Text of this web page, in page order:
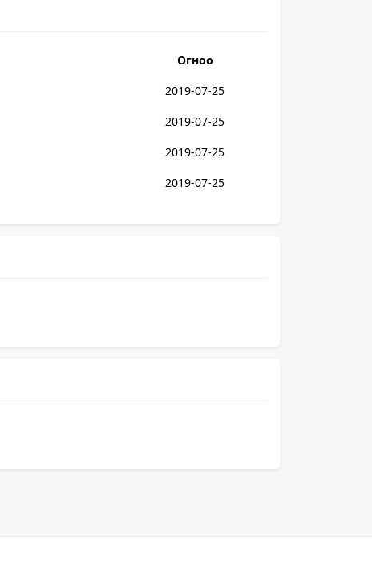
Огноо
2019-07-25
2019-07-25
2019-07-25
2019-07-25